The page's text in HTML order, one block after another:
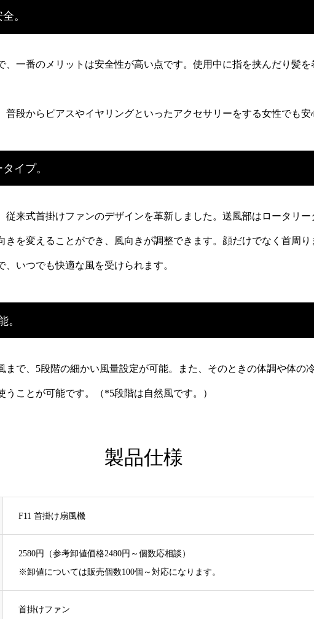
。
、一番のメリットは安全性が高い点です。使用中に指を挟んだり髪を
普段からピアスやイヤリングといったアクセサリーをする女性でも安
イプ。
従来式首掛けファンのデザインを革新しました。送風部はロータリー
きを変えることができ、風向きが調整できます。顔だけでなく首周
、いつでも快適な風を受けられます。
。
まで、5段階の細かい風量設定が可能。また、そのときの体調や体の
うことが可能です。（*5段階は自然風です。）
製品仕様
F11 首掛け扇風機
2580円（参考卸値価格2480円～個数応相談）
※卸値については販売個数100個～対応になります。
首掛けファン